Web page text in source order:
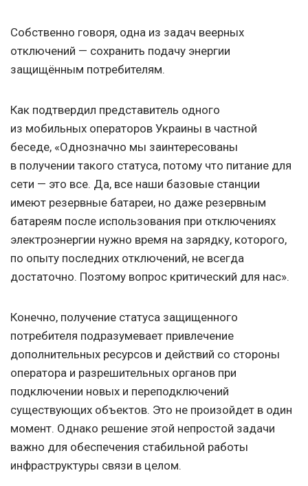
Собственно говоря, одна из задач веерных
отключений — сохранить подачу энергии
защищённым потребителям.
Как подтвердил представитель одного
из мобильных операторов Украины в частной
беседе, «Однозначно мы заинтересованы
в получении такого статуса, потому что питание для
сети — это все. Да, все наши базовые станции
имеют резервные батареи, но даже резервным
батареям после использования при отключениях
электроэнергии нужно время на зарядку, которого,
по опыту последних отключений, не всегда
достаточно. Поэтому вопрос критический для нас».
Конечно, получение статуса защищенного
потребителя подразумевает привлечение
дополнительных ресурсов и действий со стороны
оператора и разрешительных органов при
подключении новых и переподключений
существующих объектов. Это не произойдет в один
момент. Однако решение этой непростой задачи
важно для обеспечения стабильной работы
инфраструктуры связи в целом.